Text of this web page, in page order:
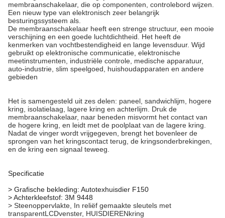
membraanschakelaar, die op componenten, controlebord wijzen.
Een nieuw type van elektronisch zeer belangrijk
besturingssysteem als.
De membraanschakelaar heeft een strenge structuur, een mooie
verschijning en een goede luchtdichtheid. Het heeft de
kenmerken van vochtbestendigheid en lange levensduur. Wijd
gebruikt op elektronische communicatie, elektronische
meetinstrumenten, industriële controle, medische apparatuur,
auto-industrie, slim speelgoed, huishoudapparaten en andere
gebieden
Het is samengesteld uit zes delen: paneel, sandwichlijm, hogere
kring, isolatielaag, lagere kring en achterlijm. Druk de
membraanschakelaar, naar beneden misvormt het contact van
de hogere kring, en leidt met de poolplaat van de lagere kring.
Nadat de vinger wordt vrijgegeven, brengt het bovenleer de
sprongen van het kringscontact terug, de kringsonderbrekingen,
en de kring een signaal teweeg.
Specificatie
> Grafische bekleding: Autotexhuisdier F150
> Achterkleefstof: 3M 9448
> Steenoppervlakte, In reliëf gemaakte sleutels met
transparentLCDvenster, HUISDIERENkring